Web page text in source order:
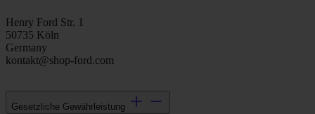
Henry Ford Str. 1
50735 Köln
Germany
kontakt@shop-ford.com
Gesetzliche Gewährleistung